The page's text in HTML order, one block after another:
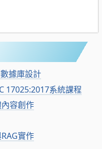
據庫設計
17025:2017系統課程
容創作
實作